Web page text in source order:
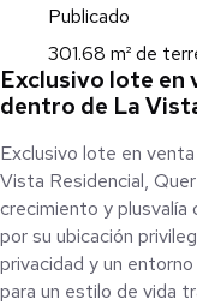
Publicado
301.68 m² de
Exclusivo lote en
dentro de La
Exclusivo lote en
Vista Residencial,
crecimiento y plusvalía
por su ubicación
privacidad y un
para un estilo de vida